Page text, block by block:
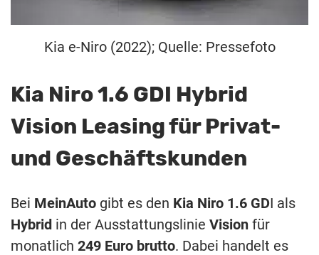
Kia e-Niro (2022); Quelle: Pressefoto
Kia Niro 1.6 GDI Hybrid
Vision Leasing für Privat-
und Geschäftskunden
Bei MeinAuto gibt es den Kia Niro 1.6 GDI als
Hybrid in der Ausstattungslinie Vision für
monatlich 249 Euro brutto. Dabei handelt es